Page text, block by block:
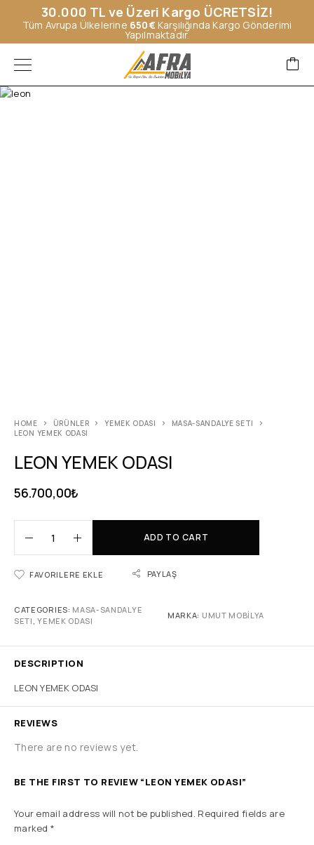
30.000 TL ve Üzeri Kargo ÜCRETSİZ!
Tüm Avrupa Ülkelerine 650€Karşılığında Kargo Gönderimi
Yapılmaktadır.
HOME ÜRÜNLER YEMEK ODASI
MASA-SANDALYE SETI
LEON YEMEK ODASI
LEON YEMEK ODASI
56.700,00₺
ADD TO CART
FAVORILERE EKLE PAYLAŞ
CATEGORIES: MASA-SANDALYE
SETI ,YEMEK ODASI
MARKA: UMUT MOBİLYA
DESCRIPTION
LEON YEMEK ODASI
REVIEWS
There are no reviews yet.
BE THE FIRST TO REVIEW “LEON YEMEK ODASI”
Your email address will not be published. Required fields are
marked*